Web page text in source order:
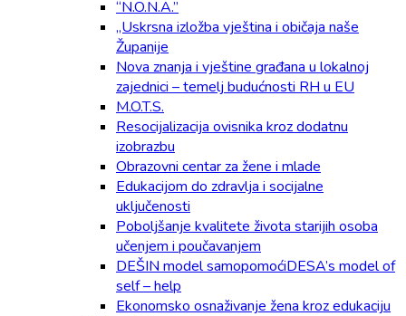
“N.O.N.A.”
„Uskrsna izložba vještina i običaja naše
Županije
Nova znanja i vještine građana u lokalnoj
zajednici – temelj budućnosti RH u EU
M.O.T.S.
Resocijalizacija ovisnika kroz dodatnu
izobrazbu
Obrazovni centar za žene i mlade
Edukacijom do zdravlja i socijalne
uključenosti
Poboljšanje kvalitete života starijih osoba
učenjem i poučavanjem
DEŠIN model samopomoćiDESA’s model of
self – help
Ekonomsko osnaživanje žena kroz edukaciju